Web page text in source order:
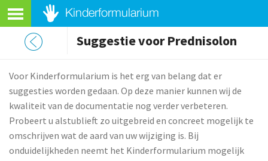
Suggestie voor Prednisolon
Voor Kinderformularium is het erg van belang dat er
suggesties worden gedaan. Op deze manier kunnen wij de
kwaliteit van de documentatie nog verder verbeteren.
Probeert u alstublieft zo uitgebreid en concreet mogelijk te
omschrijven wat de aard van uw wijziging is. Bij
onduidelijkheden neemt het Kinderformularium mogelijk